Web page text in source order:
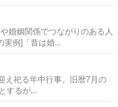
婚姻関係でつながりのある人
実例]「昔は婚...
え祀る年中行事。旧暦7月の
するが...